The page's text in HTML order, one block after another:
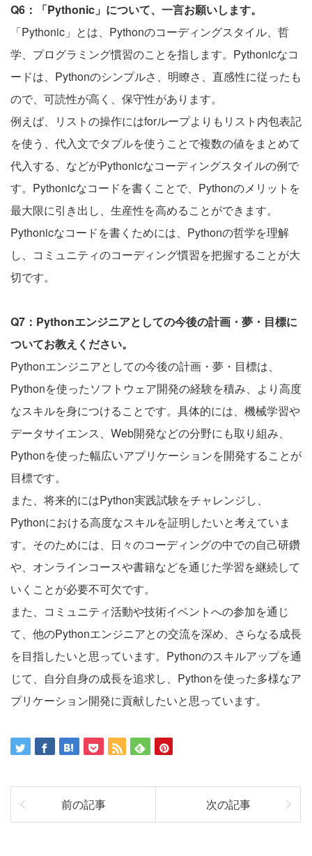
Q6：「Pythonic」について、一言お願いします。
「Pythonic」とは、Pythonのコーディングスタイル、哲
学、プログラミング慣習のことを指します。Pythonicなコ
ードは、Pythonのシンプルさ、明瞭さ、直感性に従ったも
ので、可読性が高く、保守性があります。
例えば、リストの操作にはforループよりもリスト内包表記
を使う、代入文でタプルを使うことで複数の値をまとめて
代入する、などがPythonicなコーディングスタイルの例で
す。Pythonicなコードを書くことで、Pythonのメリットを
最大限に引き出し、生産性を高めることができます。
Pythonicなコードを書くためには、Pythonの哲学を理解
し、コミュニティのコーディング慣習を把握することが大
切です。
Q7：Pythonエンジニアとしての今後の計画・夢・目標に
ついてお教えください。
Pythonエンジニアとしての今後の計画・夢・目標は、
Pythonを使ったソフトウェア開発の経験を積み、より高度
なスキルを身につけることです。具体的には、機械学習や
データサイエンス、Web開発などの分野にも取り組み、
Pythonを使った幅広いアプリケーションを開発することが
目標です。
また、将来的にはPython実践試験をチャレンジし、
Pythonにおける高度なスキルを証明したいと考えていま
す。そのためには、日々のコーディングの中での自己研鑽
や、オンラインコースや書籍などを通じた学習を継続して
いくことが必要不可欠です。
また、コミュニティ活動や技術イベントへの参加を通じ
て、他のPythonエンジニアとの交流を深め、さらなる成長
を目指したいと思っています。Pythonのスキルアップを通
じて、自分自身の成長を追求し、Pythonを使った多様なア
プリケーション開発に貢献したいと思っています。
前の記事 次の記事